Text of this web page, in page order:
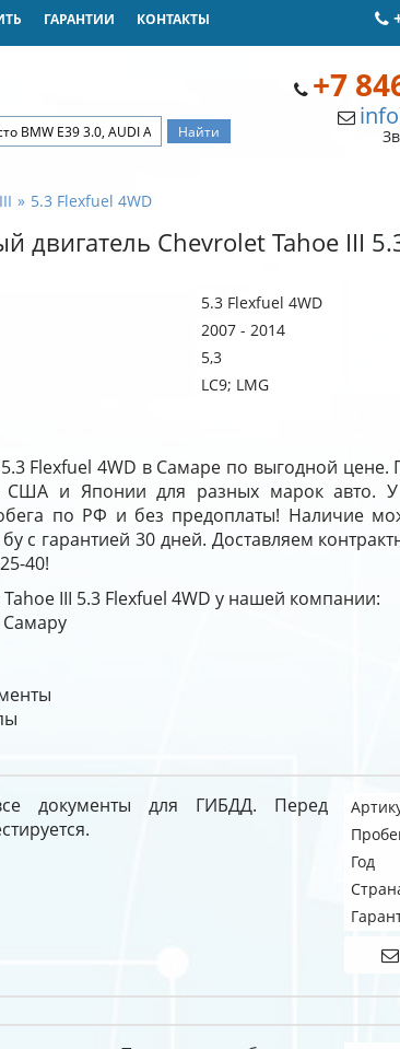
ГАРАНТИИ КОНТАКТЫ
+7
5.3 Flexfuel 4WD
двигатель Chevrolet Tahoe III
5.3 Flexfuel 4WD
2007 - 2014
5,3
LC9; LMG
Flexfuel 4WD в Самаре по выгодной цене.
США и Японии для разных марок авто.
по РФ и без предоплаты! Наличие
с гарантией 30 дней. Доставляем
40!
III 5.3 Flexfuel 4WD у нашей компании:
документы для ГИБДД. Перед
Год